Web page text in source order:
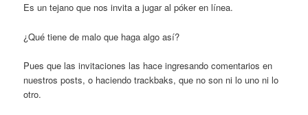
Es un tejano que nos invita a jugar al póker en línea.
¿Qué tiene de malo que haga algo así?
Pues que las invitaciones las hace ingresando comentarios en
nuestros posts, o haciendo trackbaks, que no son ni lo uno ni lo
otro.